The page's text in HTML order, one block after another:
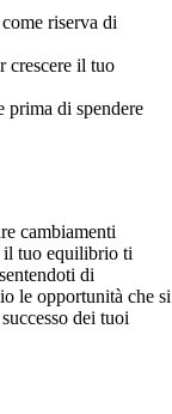
riserva di
crescere il tuo
di spendere
cambiamenti
tuo equilibrio ti
di
le opportunità che si
dei tuoi